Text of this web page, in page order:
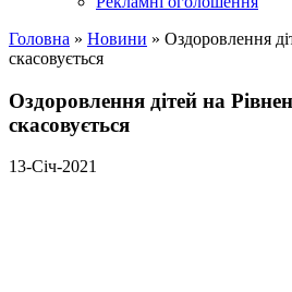
Головна » Новини » Оздоровлення
скасовується
Оздоровлення дітей на
скасовується
13-Січ-2021